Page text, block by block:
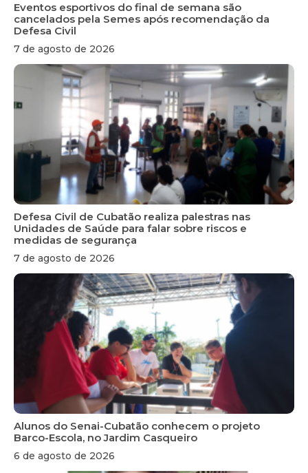
Eventos esportivos do final de semana são
cancelados pela Semes após recomendação da
Defesa Civil
7 de agosto de 2026
Defesa Civil de Cubatão realiza palestras nas
Unidades de Saúde para falar sobre riscos e
medidas de segurança
7 de agosto de 2026
Alunos do Senai-Cubatão conhecem o projeto
Barco-Escola, no Jardim Casqueiro
6 de agosto de 2026